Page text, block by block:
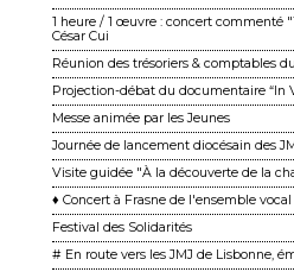
1 heure / 1 œuvre : concert commenté
César Cui
Réunion des trésoriers & comptables
Projection-débat du documentaire “In
Messe animée par les Jeunes
Journée de lancement diocésain des
Visite guidée "À la découverte de la
♦ Concert à Frasne de l'ensemble
Festival des Solidarités
# En route vers les JMJ de Lisbonne,